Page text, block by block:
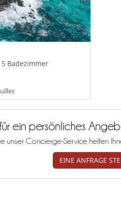
5 Badezimmer
ein persönliches
unser Concierge-Service helfen
EINE ANFRAGE